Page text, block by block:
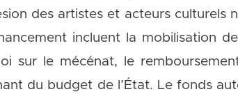
des artistes et acteurs culturels
incluent la mobilisation
sur le mécénat, le
du budget de l’État. Le fonds